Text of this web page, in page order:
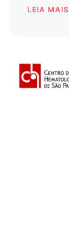
LEIA MAIS